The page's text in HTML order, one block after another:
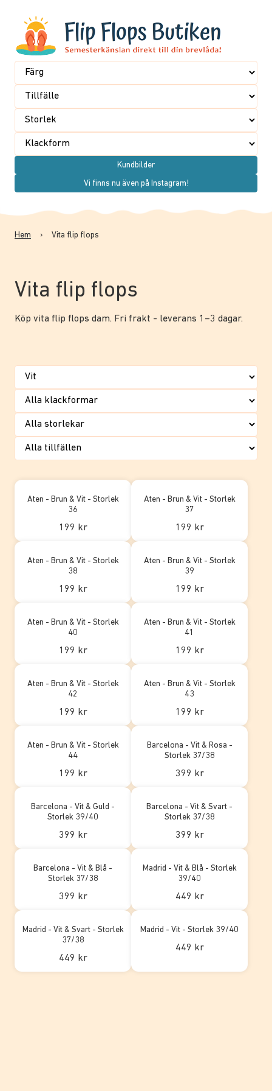
Kundbilder
Vi finns nu även på Instagram!
Hem › Vita flip flops
Vita flip flops
Köp vita flip flops dam. Fri frakt - leverans 1–3 dagar.
Aten - Brun & Vit - Storlek
36
199 kr
Aten - Brun & Vit - Storlek
37
199 kr
Aten - Brun & Vit - Storlek
38
199 kr
Aten - Brun & Vit - Storlek
39
199 kr
Aten - Brun & Vit - Storlek
40
199 kr
Aten - Brun & Vit - Storlek
41
199 kr
Aten - Brun & Vit - Storlek
42
199 kr
Aten - Brun & Vit - Storlek
43
199 kr
Aten - Brun & Vit - Storlek
44
199 kr
Barcelona - Vit & Rosa -
Storlek 37/38
399 kr
Barcelona - Vit & Guld -
Storlek 39/40
399 kr
Barcelona - Vit & Svart -
Storlek 37/38
399 kr
Barcelona - Vit & Blå -
Storlek 37/38
399 kr
Madrid - Vit & Blå - Storlek
39/40
449 kr
Madrid - Vit & Svart - Storlek
37/38
449 kr
Madrid - Vit - Storlek 39/40
449 kr